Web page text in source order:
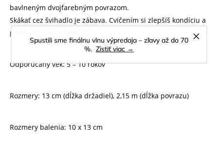
Spustili sme finálnu vlnu výpredaja – zľavy až do 70
%. Zistiť viac →
bavlneným dvojfarebným povrazom.
Skákať cez švihadlo je zábava. Cvičením si zlepšíš kondíciu a
potrénuješ koordináciu.
Odporúčaný vek: 5 – 10 rokov
Rozmery: 13 cm (dĺžka držadiel), 2,15 m (dĺžka povrazu)
Rozmery balenia: 10 x 13 cm